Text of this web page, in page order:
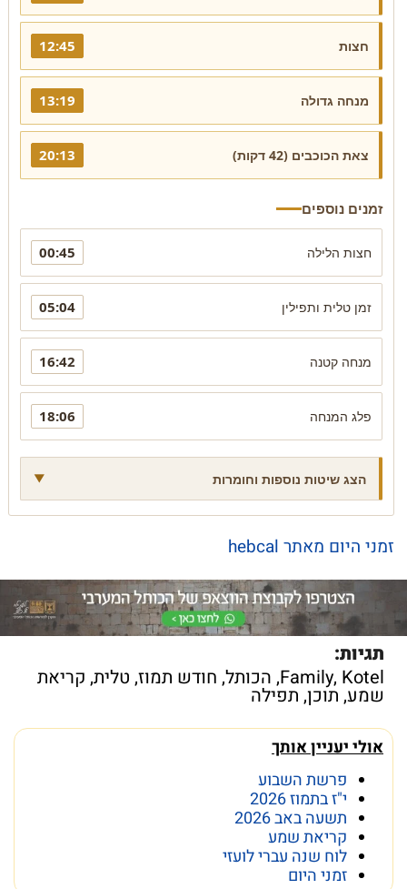
חצות 12:45
מנחה גדולה 13:19
צאת הכוכבים (42 דקות) 20:13
זמנים נוספים
חצות הלילה 00:45
זמן טלית ותפילין 05:04
מנחה קטנה 16:42
פלג המנחה 18:06
הצג שיטות נוספות וחומרות
זמני היום מאתר hebcal
תגיות:
Family, Kotel
, הכותל, חודש תמוז, טלית, קריאת
שמע, תוכן, תפילה
אולי יעניין אותך
פרשת השבוע
י"ז בתמוז 2026
תשעה באב 2026
קריאת שמע
לוח שנה עברי לועזי
זמני היום